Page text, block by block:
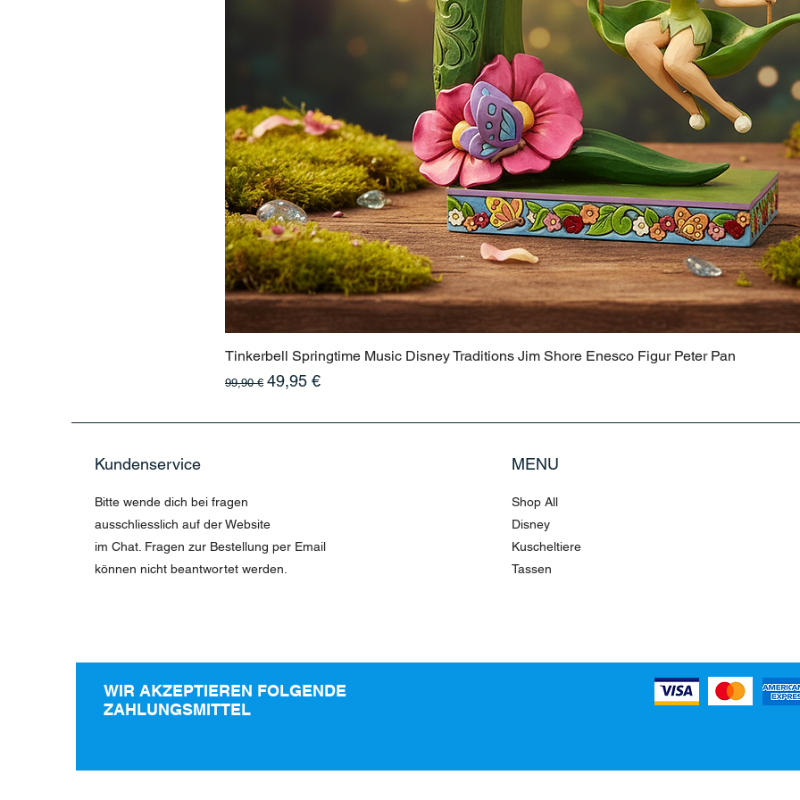
Tinkerbell Springtime Music Disney Traditions Jim Shore Enesco Figur Peter Pan
Standardpreis
99,90 € Sale-Preis
49,95 €
Kundenservice
Bitte wende dich bei fragen
ausschliesslich auf der Website
im Chat. Fragen zur Bestellung per Email
können nicht beantwortet werden.
MENU
Shop All
Disney
Kuscheltiere
Tassen
WIR AKZEPTIEREN FOLGENDE
ZAHLUNGSMITTEL